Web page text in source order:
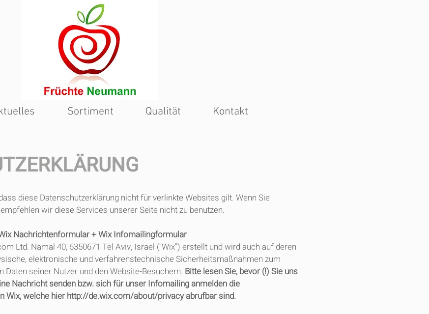
Sortiment Qualität Kontakt
diese Datenschutzerklärung nicht für verlinkte Websites gilt. Wenn Sie
wir diese Services unserer Seite nicht zu benutzen.
Nachrichtenformular + Wix Infomailingformular
Ltd. Namal 40, 6350671 Tel Aviv, Israel ("Wix") erstellt und wird auch auf deren
elektronische und verfahrenstechnische Sicherheitsmaßnahmen zum
Daten seiner Nutzer und den Website-Besuchern. Bitte lesen Sie, bevor (!) Sie uns
Nachricht senden bzw. sich für unser Infomailing anmelden die
Wix, welche hier http://de.wix.com/about/privacyabrufbar sind.